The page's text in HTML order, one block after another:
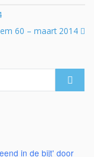
60 – maart 2014
in de bijt' door